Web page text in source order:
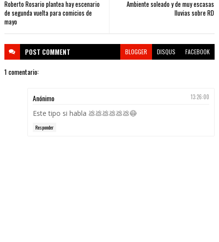
Ambiente soleado y de muy escasas
lluvias sobre RD
Roberto Rosario plantea hay escenario
de segunda vuelta para comicios de
mayo
POST COMMENT BLOGGER DISQUS FACEBOOK
1 comentario:
Anónimo 13:26:00
Este tipo si habla 💩💩💩💩💩💩😷
Responder